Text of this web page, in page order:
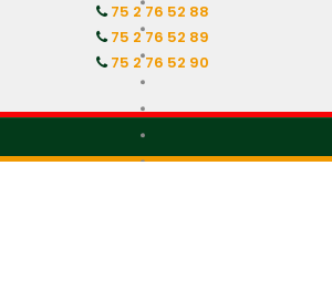
75 2 76 52 88
75 2 76 52 89
75 2 76 52 90